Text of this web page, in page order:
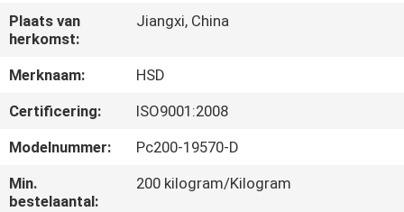
FABRIEKSREIS
KWALITEITSCONTROLE
CONTACTEER
ONS
Plaats van
herkomst:
Jiangxi, China
Merknaam:
HSD
Certificering:
ISO9001:2008
Modelnummer:
Pc200-19570-D
Min.
bestelaantal:
200 kilogram/Kilogram